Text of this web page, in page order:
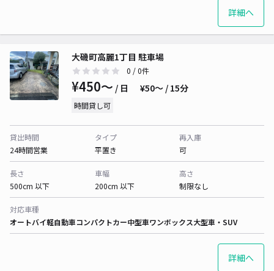
詳細へ
大磯町高麗1丁目 駐車場
0 / 0件
¥450〜 / 日 ¥50〜 / 15分
時間貸し可
貸出時間
24時間営業
タイプ
平置き
再入庫
可
長さ
500cm 以下
車幅
200cm 以下
高さ
制限なし
対応車種
オートバイ軽自動車コンパクトカー中型車ワンボックス大型車・SUV
詳細へ